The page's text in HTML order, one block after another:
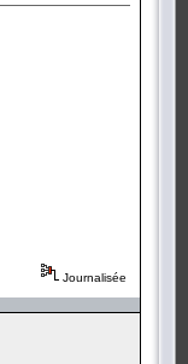
Journalisée